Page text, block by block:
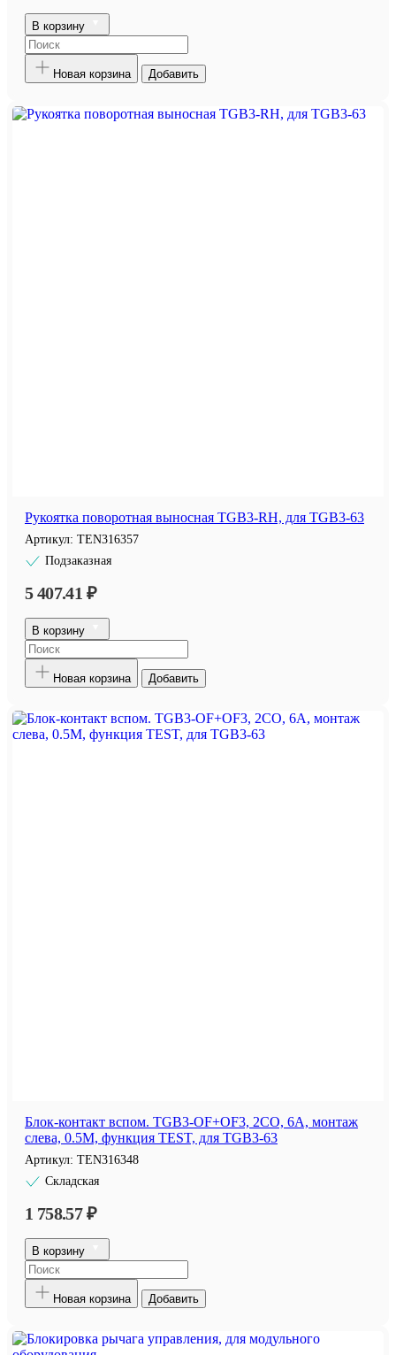
В корзину
Новая корзина Добавить
Рукоятка поворотная выносная TGB3-RH, для TGB3-63
Артикул: TEN316357
Подзаказная
5 407.41 ₽
В корзину
Новая корзина Добавить
Блок-контакт вспом. TGB3-OF+OF3, 2CO, 6A, монтаж
слева, 0.5M, функция TEST, для TGB3-63
Артикул: TEN316348
Складская
1 758.57 ₽
В корзину
Новая корзина Добавить